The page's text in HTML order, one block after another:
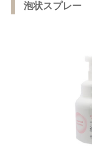
泡状スプレー